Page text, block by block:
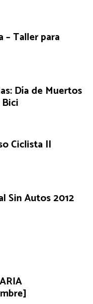
– Taller para
Día de Muertos
Ciclista ||
Sin Autos 2012